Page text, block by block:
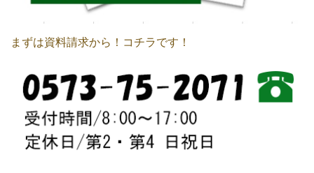
まずは資料請求から！コチラです！